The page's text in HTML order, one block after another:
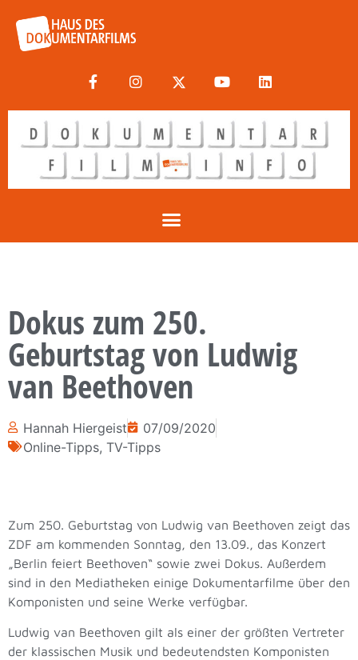
Dokus zum 250.
Geburtstag von Ludwig
van Beethoven
Hannah Hiergeist
07/09/2020
Online-Tipps, TV-Tipps
Zum 250. Geburtstag von Ludwig van Beethoven zeigt das
ZDF am kommenden Sonntag, den 13.09., das Konzert
„Berlin feiert Beethoven“ sowie zwei Dokus. Außerdem
sind in den Mediatheken einige Dokumentarfilme über den
Komponisten und seine Werke verfügbar.
Ludwig van Beethoven gilt als einer der größten Vertreter
der klassischen Musik und bedeutendsten Komponisten